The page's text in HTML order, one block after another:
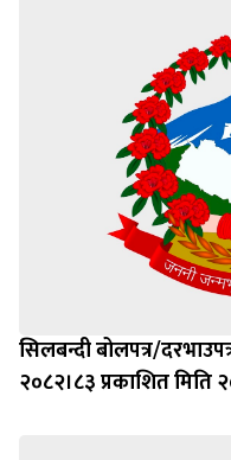
सिलबन्दी बोलपत्र/
२०८२।८३ प्रकाशित मिति